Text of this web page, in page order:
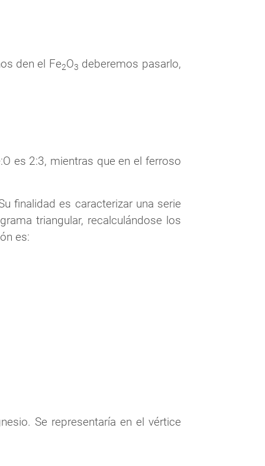
den el Fe2O3 deberemos pasarlo,
es 2:3, mientras que en el ferroso
finalidad es caracterizar una serie
triangular, recalculándose los
es:
Se representaría en el vértice